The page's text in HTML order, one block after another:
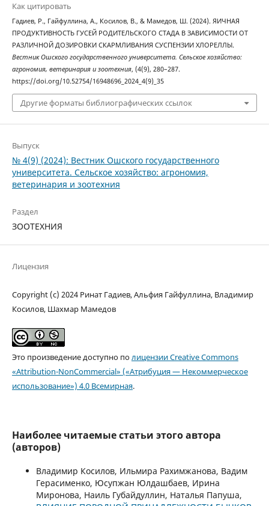
Как цитировать
Гадиев, Р., Гайфуллина, А., Косилов, В., & Мамедов, Ш. (2024). ЯИЧНАЯ
ПРОДУКТИВНОСТЬ ГУСЕЙ РОДИТЕЛЬСКОГО СТАДА В ЗАВИСИМОСТИ ОТ
РАЗЛИЧНОЙ ДОЗИРОВКИ СКАРМЛИВАНИЯ СУСПЕНЗИИ ХЛОРЕЛЛЫ.
Вестник Ошского государственного университета. Сельское хозяйство:
агрономия, ветеринария и зоотехния, (4(9), 280–287.
https://doi.org/10.52754/16948696_2024_4(9)_35
Другие форматы библиографических ссылок
Выпуск
№ 4(9) (2024): Вестник Ошского государственного
университета. Сельское хозяйство: агрономия,
ветеринария и зоотехния
Раздел
ЗООТЕХНИЯ
Лицензия
Copyright (c) 2024 Ринат Гадиев, Альфия Гайфуллина, Владимир
Косилов, Шахмар Мамедов
Это произведение доступно полицензии Creative Commons
«Attribution-NonCommercial» («Атрибуция — Некоммерческое
использование») 4.0 Всемирная.
Наиболее читаемые статьи этого автора
(авторов)
Владимир Косилов, Ильмира Рахимжанова, Вадим
Герасименко, Юсупжан Юлдашбаев, Ирина
Миронова, Наиль Губайдуллин, Наталья Папуша,